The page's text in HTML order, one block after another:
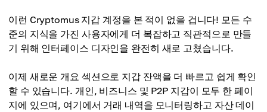
이런 Cryptomus 지갑 계정을 본 적이 없을 겁니다! 모든 수
준의 지식을 가진 사용자에게 더 복잡하고 직관적으로 만들
기 위해 인터페이스 디자인을 완전히 새로 고쳤습니다.
이제 새로운 개요 섹션으로 지갑 잔액을 더 빠르고 쉽게 확인
할 수 있습니다. 개인, 비즈니스 및 P2P 지갑이 모두 한 페이
지에 있으며, 여기에서 거래 내역을 모니터링하고 자산 데이